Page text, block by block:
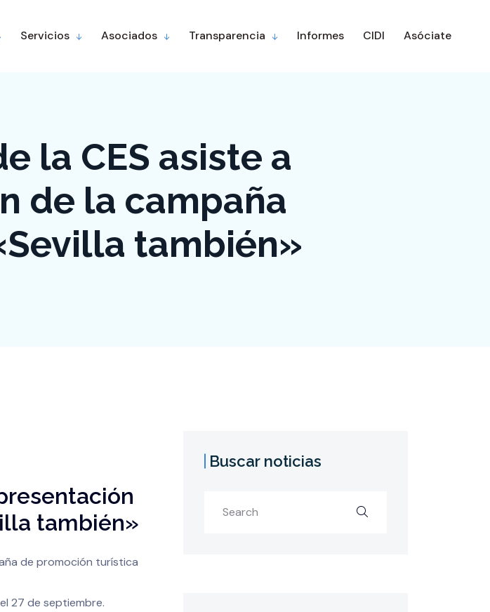
Servicios Asociados Transparencia Informes CIDI Asóciate
la CES asiste a
de la campaña
también»
también»
de promoción turística
27 de septiembre.
Buscar noticias